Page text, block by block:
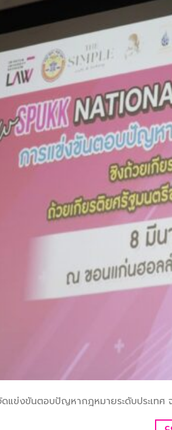
แข่งขันตอบปัญหากฎหมายระดับประเทศ